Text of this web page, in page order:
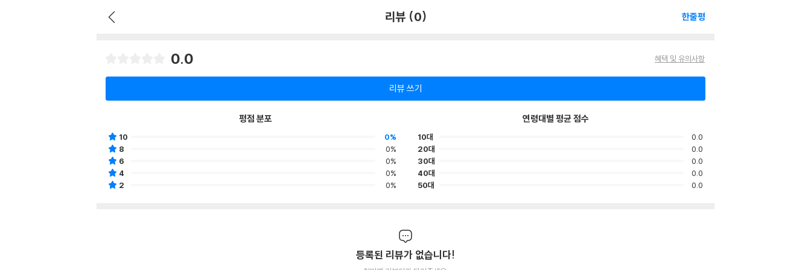
리뷰 (0) 한줄평
0.0 혜택 및 유의사항
리뷰 쓰기
평점 분포
10
0%
8
0%
6
0%
4
0%
2
0%
연령대별 평균 점수
10대
0.0
20대
0.0
30대
0.0
40대
0.0
50대
0.0
등록된 리뷰가 없습니다!